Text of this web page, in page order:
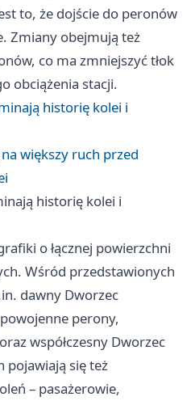
to, że dojście do peronów
Zmiany obejmują też
co ma zmniejszyć tłok
obciążenia stacji.
historię kolei i
większy ruch przed
historię kolei i
o łącznej powierzchni
Wśród przedstawionych
dawny Dworzec
perony,
współczesny Dworzec
pojawiają się też
– pasażerowie,